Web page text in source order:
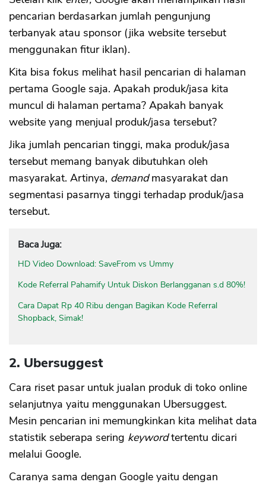
pencarian berdasarkan jumlah pengunjung
terbanyak atau sponsor (jika website tersebut
menggunakan fitur iklan).
Kita bisa fokus melihat hasil pencarian di halaman
pertama Google saja. Apakah produk/jasa kita
muncul di halaman pertama? Apakah banyak
website yang menjual produk/jasa tersebut?
Jika jumlah pencarian tinggi, maka produk/jasa
tersebut memang banyak dibutuhkan oleh
masyarakat. Artinya, demandmasyarakat dan
segmentasi pasarnya tinggi terhadap produk/jasa
tersebut.
Baca Juga:
HD Video Download: SaveFrom vs Ummy
Kode Referral Pahamify Untuk Diskon Berlangganan s.d 80%!
Cara Dapat Rp 40 Ribu dengan Bagikan Kode Referral
Shopback, Simak!
2. Ubersuggest
Cara riset pasar untuk jualan produk di toko online
selanjutnya yaitu menggunakan Ubersuggest.
Mesin pencarian ini memungkinkan kita melihat data
statistik seberapa sering keywordtertentu dicari
melalui Google.
Caranya sama dengan Google yaitu dengan